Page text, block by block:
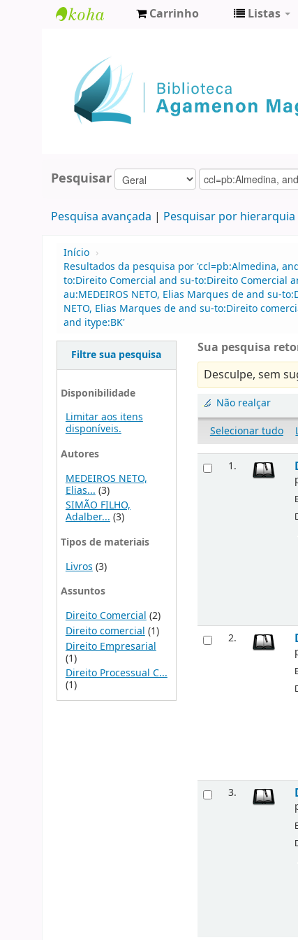
Agamenon
Magalhães
Carrinho Listas
Pesquisar
Pesquisa avançada Pesquisar por hierarquia
Início ›
Resultados da pesquisa por 'ccl=pb:Almedina,
to:Direito Comercial and su-to:Direito Comercial
au:MEDEIROS NETO, Elias Marques de and su-
NETO, Elias Marques de and su-to:Direito
and itype:BK'
Filtre sua pesquisa
Disponibilidade
Limitar aos itens
disponíveis.
Autores
MEDEIROS NETO,
Elias... (3)
SIMÃO FILHO,
Adalber...(3)
Tipos de materiais
Livros (3)
Assuntos
Direito Comercial (2)
Direito comercial (1)
Direito Empresarial
(1)
Direito Processual C...
(1)
Sua pesquisa
Desculpe, sem
Não realçar
Selecionar tudo
1.
2.
3.